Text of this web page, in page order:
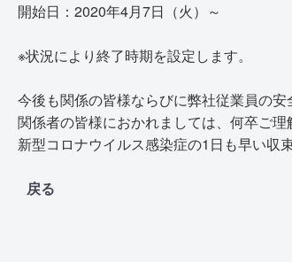
開始日：2020年4月7日（火）～
※状況により終了時期を設定します。
今後も関係の皆様ならびに弊社従業員の
関係者の皆様におかれましては、何卒ご理
新型コロナウイルス感染症の1日も早い収
戻る